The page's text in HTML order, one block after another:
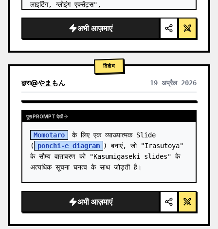
लाइटिंग, ग्लोइंग एक्सेंट्स",
अभी आज़माएं
विशेष
द्वारा@やまもん 19 अप्रैल 2026
अन्य मॉडल के परिणाम देखें
पूरा PROMPT देखें
Momotaro
के लिए एक व्याख्यात्मक Slide
(
ponchi-e diagram ) बनाएं, जो "Irasutoya"
के सौम्य वातावरण को "Kasumigaseki slides" के
अत्यधिक सूचना घनत्व के साथ जोड़ती है।
अभी आज़माएं